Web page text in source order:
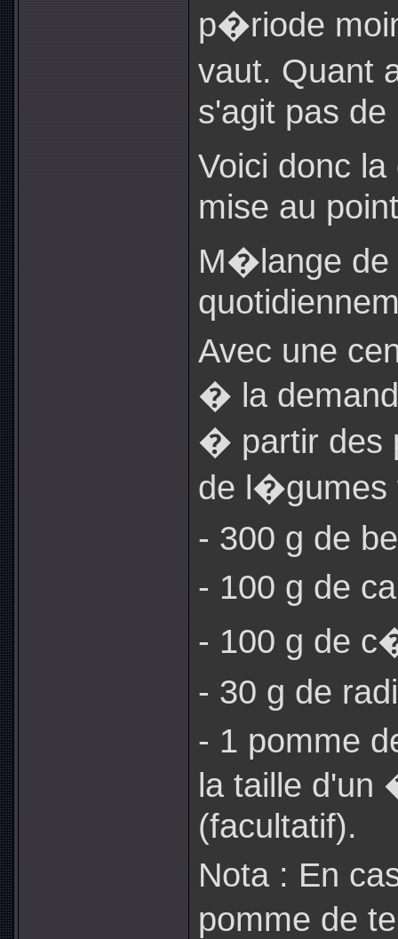
p�riode
vaut. Quant
s'agit pas
Voici donc
mise au
M�lange
Avec une
� la
� partir des
de l�gumes
- 300 g de
- 100 g de
- 100 g de
- 30 g de
- 1 pomme
la taille d'un
(facultatif).
Nota : En
pomme de